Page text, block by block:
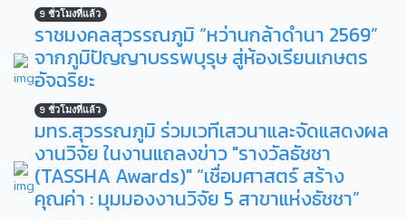
9 ชั่วโมงที่แล้ว
ราชมงคลสุวรรณภูมิ “หว่านกล้าดำนา 2569”
จากภูมิปัญญาบรรพบุรุษ สู่ห้องเรียนเกษตร
อัจฉริยะ
9 ชั่วโมงที่แล้ว
มทร.สุวรรณภูมิ ร่วมเวทีเสวนาและจัดแสดงผล
งานวิจัย ในงานแถลงข่าว "รางวัลธัชชา
(TASSHA Awards)" “เชื่อมศาสตร์ สร้าง
คุณค่า : มุมมองงานวิจัย 5 สาขาแห่งธัชชา”